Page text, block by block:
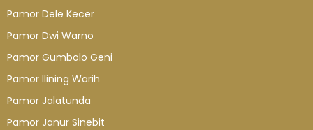
Pamor Dele Kecer
Pamor Dwi Warno
Pamor Gumbolo Geni
Pamor Ilining Warih
Pamor Jalatunda
Pamor Janur Sinebit